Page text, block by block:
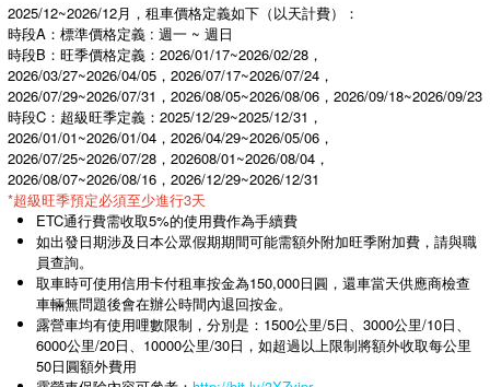
2025/12~2026/12月，租車價格定義如下（以天計費）：
時段A：標準價格定義 : 週一 ~ 週日
時段B：旺季價格定義：2026/01/17~2026/02/28，
2026/03/27~2026/04/05，2026/07/17~2026/07/24，
2026/07/29~2026/07/31，2026/08/05~2026/08/06，2026/09/18~2026/09/23
時段C：超級旺季定義：2025/12/29~2025/12/31，
2026/01/01~2026/01/04，2026/04/29~2026/05/06，
2026/07/25~2026/07/28，202608/01~2026/08/04，
2026/08/07~2026/08/16，2026/12/29~2026/12/31
*超級旺季預定必須至少進行3天
⁠ETC通行費需收取5%的使用費作為手續費
如出發日期涉及日本公眾假期期間可能需額外附加旺季附加費，請與職
員查詢。
取車時可使用信用卡付租車按金為150,000日圓，還車當天供應商檢查
車輛無問題後會在辦公時間內退回按金。
露營車均有使用哩數限制，分別是：1500公里/5日、3000公里/10日、
6000公里/20日、10000公里/30日，如超過以上限制將額外收取每公里
50日圓額外費用